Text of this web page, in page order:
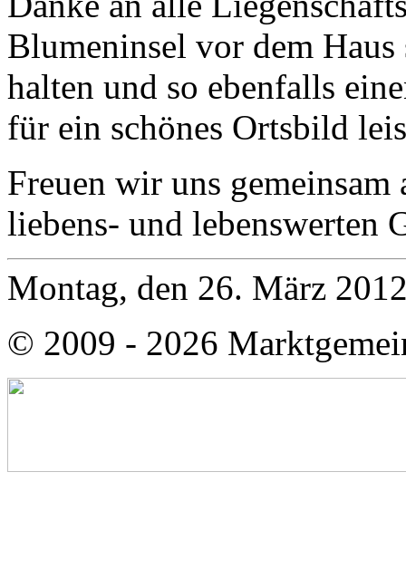
Blumeninsel vor dem
halten und so ebenfalls
für ein schönes Ortsbild
Freuen wir uns
liebens- und lebenswerten
Montag, den 26. März
© 2009 - 2026